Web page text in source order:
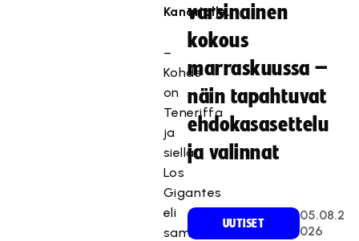
Kanarialle.
–
Kohde
on
Teneriffa
ja
siellä
Los
Gigantes
eli
sama
varsinainen
kokous
marraskuussa –
näin tapahtuvat
ehdokasasettelu
ja valinnat
UUTISET
05.08.2
026